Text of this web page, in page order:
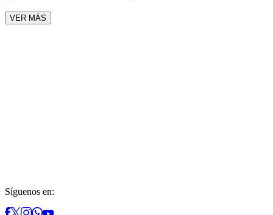
VER MÁS
Síguenos en: